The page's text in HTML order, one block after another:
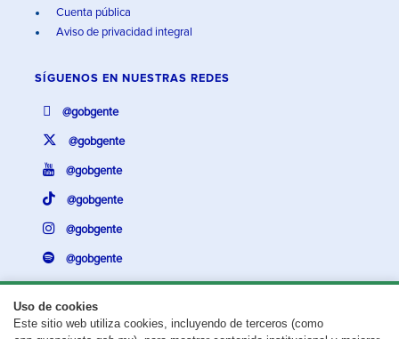
Uso de cookies
Este sitio web utiliza cookies, incluyendo de terceros (como
Cuenta pública
Aviso de privacidad integral
SÍGUENOS EN NUESTRAS REDES
@gobgente
@gobgente
@gobgente
@gobgente
@gobgente
@gobgente
¿Existe algún problema con esta página?Repórtalo aquí.